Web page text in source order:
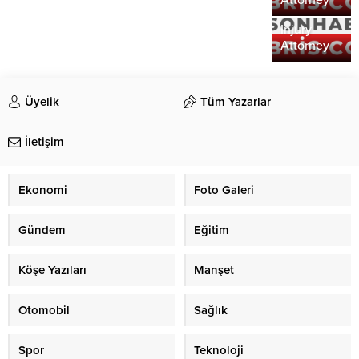
a Personal
Injury
Attorney
Üyelik Tüm Yazarlar
İletişim
Ekonomi Foto Galeri
Gündem Eğitim
Köşe Yazıları Manşet
Otomobil Sağlık
Spor Teknoloji